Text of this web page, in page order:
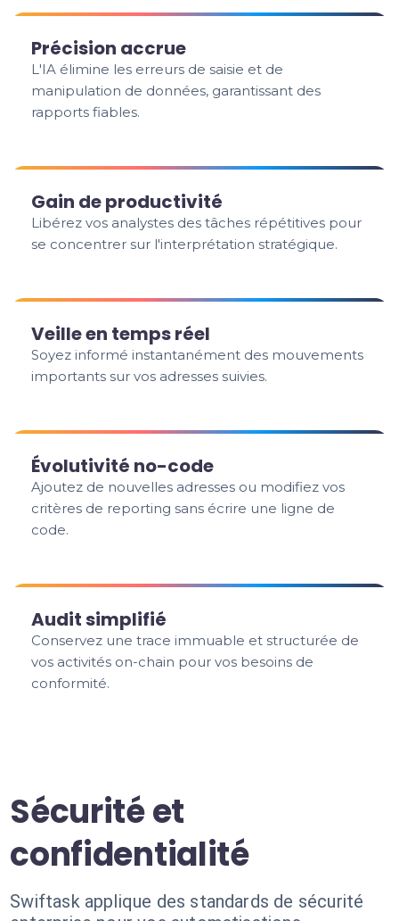
Précision accrue
L'IA élimine les erreurs de saisie et de
manipulation de données, garantissant des
rapports fiables.
Gain de productivité
Libérez vos analystes des tâches répétitives pour
se concentrer sur l'interprétation stratégique.
Veille en temps réel
Soyez informé instantanément des mouvements
importants sur vos adresses suivies.
Évolutivité no-code
Ajoutez de nouvelles adresses ou modifiez vos
critères de reporting sans écrire une ligne de
code.
Audit simplifié
Conservez une trace immuable et structurée de
vos activités on-chain pour vos besoins de
conformité.
Sécurité et
confidentialité
Swiftask applique des standards de sécurité